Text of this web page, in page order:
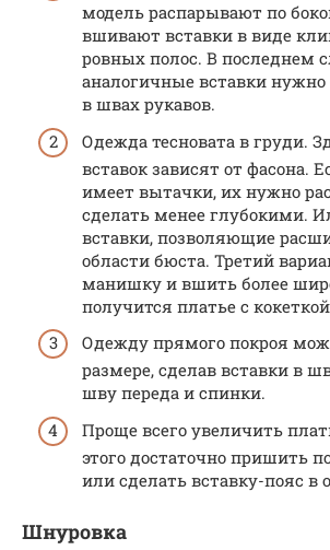
модель распарывают по
вшивают вставки в виде
ровных полос. В последнем
аналогичные вставки нужно
в швах рукавов.
Одежда тесновата в груди.
вставок зависят от фасона.
имеет вытачки, их нужно
сделать менее глубокими.
вставки, позволяющие
области бюста. Третий
манишку и вшить более
получится платье с
Одежду прямого покроя
размере, сделав вставки в
шву переда и спинки.
Проще всего увеличить
этого достаточно пришить
или сделать вставку-пояс в
Шнуровка